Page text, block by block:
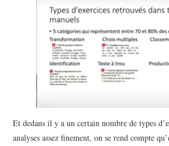
Et dedans il y a un certain nombre de types
analyses assez finement, on se rend compte